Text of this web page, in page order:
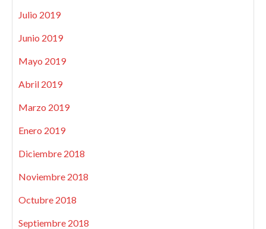
Julio 2019
Junio 2019
Mayo 2019
Abril 2019
Marzo 2019
Enero 2019
Diciembre 2018
Noviembre 2018
Octubre 2018
Septiembre 2018